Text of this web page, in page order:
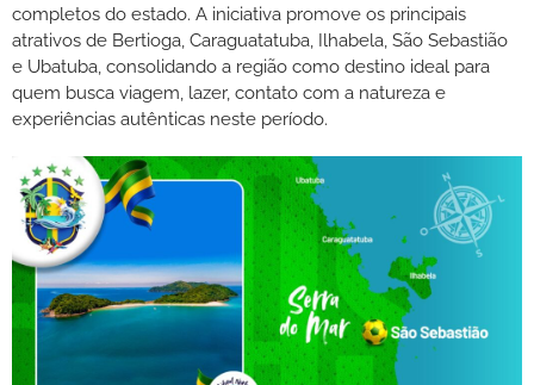
completos do estado. A iniciativa promove os principais
atrativos de Bertioga, Caraguatatuba, Ilhabela, São Sebastião
e Ubatuba, consolidando a região como destino ideal para
quem busca viagem, lazer, contato com a natureza e
experiências autênticas neste período.